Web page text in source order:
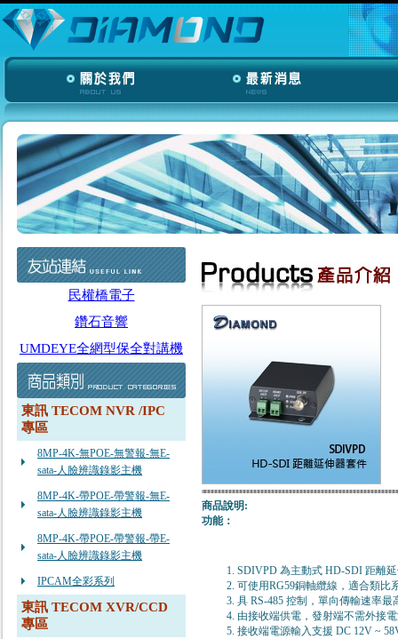
民權橋電子
鑽石音響
UMDEYE全網型保全對講機
東訊 TECOM NVR /IPC
專區
8MP-4K-無POE-無警報-無E-
sata-人臉辨識錄影主機
8MP-4K-帶POE-帶警報-無E-
sata-人臉辨識錄影主機
8MP-4K-帶POE-帶警報-帶E-
sata-人臉辨識錄影主機
IPCAM全彩系列
東訊 TECOM XVR/CCD
專區
商品說明:
功能：
SDIVPD 為主動式 HD-SDI 距離
可使用RG59銅軸纜線，適合類比
具 RS-485 控制，單向傳輸速率最
由接收端供電，發射端不需外接
接收端電源輸入支援 DC 12V ~